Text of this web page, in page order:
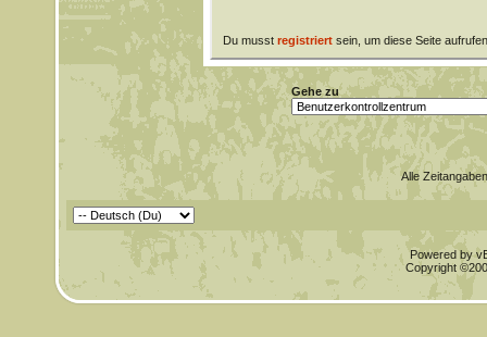
Du musst registriertsein, um diese Seite
Gehe zu
Alle
Powered by
Copyright